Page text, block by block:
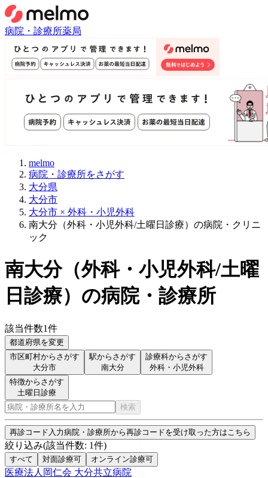
病院・診療所薬局
melmo
病院・診療所をさがす
大分県
大分市
大分市 × 外科・小児外科
南大分（外科・小児外科/土曜日診療）の病院・クリニ
ック
南大分（外科・小児外科/土曜
日診療） の病院・診療所
該当件数1件
都道府県を変更
市区町村からさがす
大分市
駅からさがす
南大分
診療科からさがす
外科・小児外科
特徴からさがす
土曜日診療
検索
再診コード入力病院・診療所から再診コードを受け取った方はこちら
絞り込み(該当件数: 1件)
すべて 対面診療可 オンライン診療可
医療法人岡仁会 大分共立病院